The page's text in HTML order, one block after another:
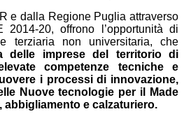
e dalla Regione Puglia attraverso
2014‐20, offrono l’opportunità di
terziaria non universitaria, che
delle imprese del territorio di
competenze tecniche e
i processi di innovazione,
Nuove tecnologie per il Made
abbigliamento e calzaturiero.